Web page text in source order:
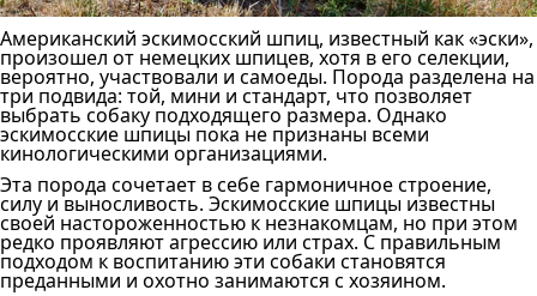
Американский эскимосский шпиц, известный как «эски»,
произошел от немецких шпицев, хотя в его селекции,
вероятно, участвовали и самоеды. Порода разделена на
три подвида: той, мини и стандарт, что позволяет
выбрать собаку подходящего размера. Однако
эскимосские шпицы пока не признаны всеми
кинологическими организациями.
Эта порода сочетает в себе гармоничное строение,
силу и выносливость. Эскимосские шпицы известны
своей настороженностью к незнакомцам, но при этом
редко проявляют агрессию или страх. С правильным
подходом к воспитанию эти собаки становятся
преданными и охотно занимаются с хозяином.